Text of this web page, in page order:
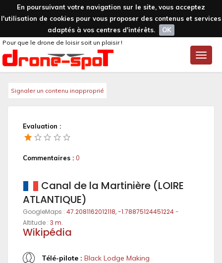
En poursuivant votre navigation sur le site, vous acceptez
l'utilisation de cookies pour vous proposer des contenus et services
adaptés à vos centres d'intérêts.
OK
Toggle
Pour que le drone de loisir soit un plaisir !
Signaler un contenu inapproprié
Evaluation :
Commentaires : 0
Canal de la Martinière (LOIRE
ATLANTIQUE)
GoogleMaps : 47.2081162012118, -1.78875124451224-
Altitude : 3 m.
Wikipédia
Télé-pilote : Black Lodge Making